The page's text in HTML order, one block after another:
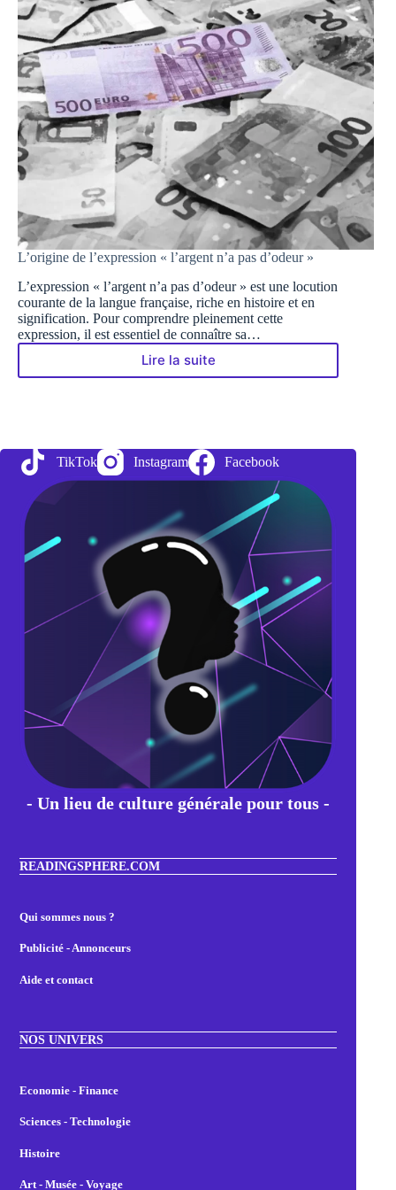
L’origine de l’expression « l’argent n’a pas d’odeur »
L’expression « l’argent n’a pas d’odeur » est une locution
courante de la langue française, riche en histoire et en
signification. Pour comprendre pleinement cette
expression, il est essentiel de connaître sa…
Lire la suite
L’origine
pas
d’odeur »
TikTok Instagram Facebook
- Un lieu de culture générale pour tous -
READINGSPHERE.COM
Qui sommes nous ?
Publicité - Annonceurs
Aide et contact
NOS UNIVERS
Economie - Finance
Sciences - Technologie
Histoire
Art - Musée - Voyage